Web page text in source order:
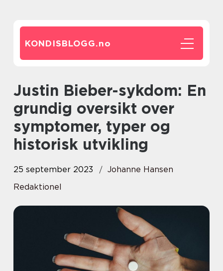
KONDISBLOGG.no
Justin Bieber-sykdom: En
grundig oversikt over
symptomer, typer og
historisk utvikling
25 september 2023
Johanne Hansen
Redaktionel